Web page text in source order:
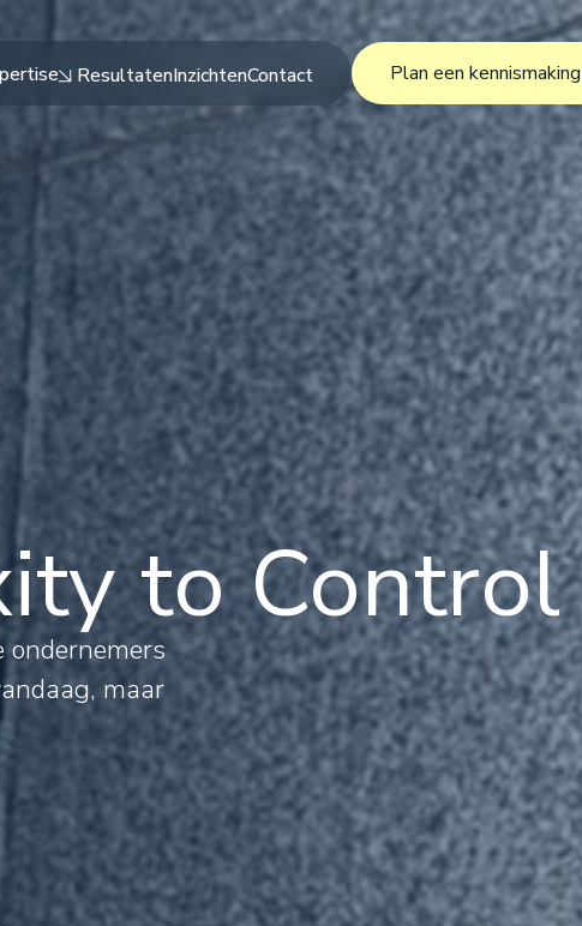
ResultatenInzichtenContact
Plan een kennismaking
Plan een kennismaking
to Control
ondernemers
maar